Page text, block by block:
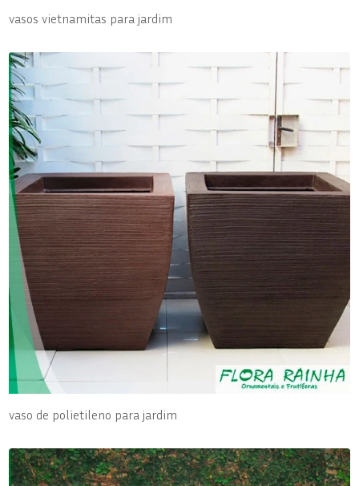
vasos vietnamitas para jardim
vaso de polietileno para jardim